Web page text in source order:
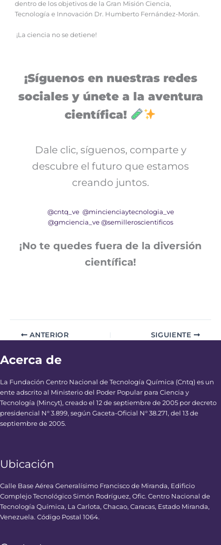
dentro de los objetivos de la Gran Misión Ciencia,
Tecnología e Innovación Dr. Humberto Fernández-Morán.
¡La ciencia no se detiene!
¡Síguenos en nuestras redes
sociales y únete a la aventura
científica!
Dale clic, síguenos, comparte y
descubre el futuro que estamos
creando juntos.
@cntq_ve @mincienciaytecnologia_ve
@gmciencia_ve @semilleroscientificos
¡No te quedes fuera de la diversión
científica!
ANTERIOR SIGUIENTE
Acerca de
La Fundación Centro Nacional de Tecnología Química (Cntq) es un
ente adscrito al Ministerio del Poder Popular para Ciencia y
Tecnología (Mincyt), creado el 12 de septiembre de 2005 por decreto
presidencial N° 3.899, según Gaceta-Oficial N° 38.271, del 13 de
septiembre de 2005.
Ubicación
Calle Base Aérea Generalísimo Francisco de Miranda, Edificio
Complejo Tecnológico Simón Rodríguez, Ofic. Centro Nacional de
Tecnología Química, La Carlota, Chacao, Caracas, Estado Miranda,
Venezuela. Código Postal 1064.